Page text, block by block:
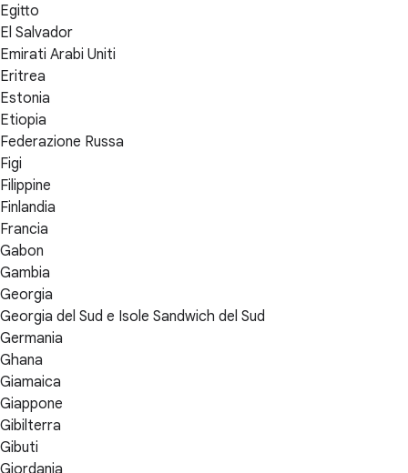
Egitto
El Salvador
Emirati Arabi Uniti
Eritrea
Estonia
Etiopia
Federazione Russa
Figi
Filippine
Finlandia
Francia
Gabon
Gambia
Georgia
Georgia del Sud e Isole Sandwich del Sud
Germania
Ghana
Giamaica
Giappone
Gibilterra
Gibuti